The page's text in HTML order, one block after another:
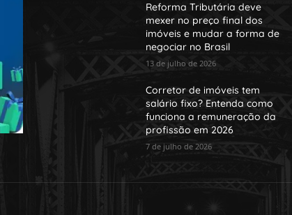
Reforma Tributária deve
mexer no preço final dos
imóveis e mudar a forma de
negociar no Brasil
13 de julho de 2026
Corretor de imóveis tem
salário fixo? Entenda como
funciona a remuneração da
profissão em 2026
7 de julho de 2026